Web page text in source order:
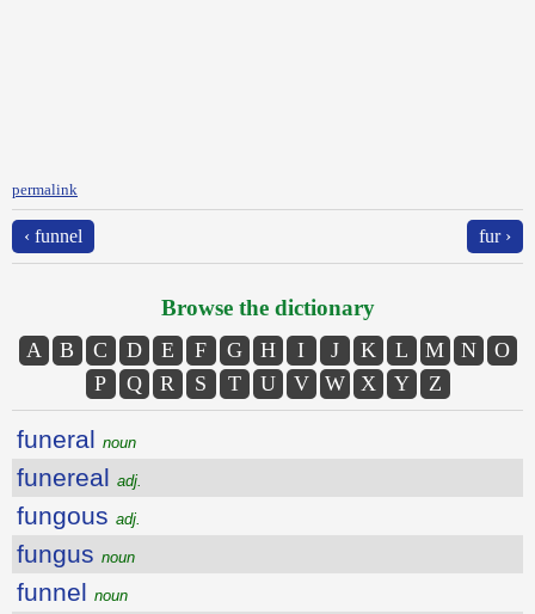
permalink
‹ funnel fur ›
Browse the dictionary
A B C D E F G H I J K L M N
O
P
Q R S T U V W X Y Z
funeral noun
funereal adj.
fungous adj.
fungus noun
funnel noun